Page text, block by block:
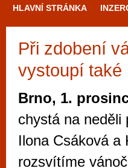
HLAVNÍ STRÁNKA
Při zdobení
vystoupí také
Brno, 1.
chystá na neděli
Ilona Csáková a
rozsvítíme
Mimo jiné je ale